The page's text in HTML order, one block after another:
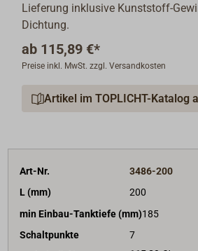
Lieferung inklusive Kunststoff-
Dichtung.
ab 115,89 €*
Preise inkl. MwSt. zzgl. Versandkosten
Artikel im TOPLICHT-Katalog
Art-Nr.
3486-200
L (mm)
200
min Einbau-Tanktiefe (mm)185
Schaltpunkte
7